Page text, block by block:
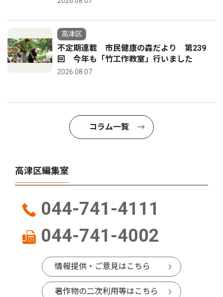
高津区
不定期連載 市民健康の森だより 第239
回 今年も「竹工作教室」行いました
2026.08.07
コラム一覧
高津区編集室
044-741-4111
044-741-4002
情報提供・ご意見はこちら
著作物の二次利用等はこちら